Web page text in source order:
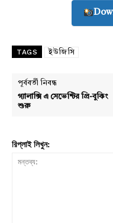
TAGS ইউজিসি
পূর্ববর্তী নিবন্ধ
গ্যালাক্সি এ সেভেন্টির প্রি-বুকিং
শুরু
রিপ্লাই লিখুন: